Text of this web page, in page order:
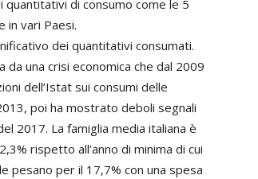
quantitativi di consumo come le 5
in vari Paesi.
dei quantitativi consumati.
una crisi economica che dal 2009
dell’Istat sui consumi delle
poi ha mostrato deboli segnali
2017. La famiglia media italiana è
rispetto all’anno di minima di cui
pesano per il 17,7% con una spesa